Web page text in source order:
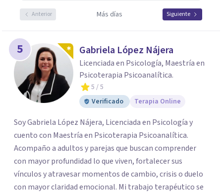
Anterior Más días Siguiente
5 Gabriela López Nájera
Licenciada en Psicología, Maestría en
Psicoterapia Psicoanalítica.
5 / 5
Verificado
Terapia Online
Soy Gabriela López Nájera, Licenciada en Psicología y
cuento con Maestría en Psicoterapia Psicoanalítica.
Acompaño a adultos y parejas que buscan comprender
con mayor profundidad lo que viven, fortalecer sus
vínculos y atravesar momentos de cambio, crisis o duelo
con mayor claridad emocional. Mi trabajo terapéutico se